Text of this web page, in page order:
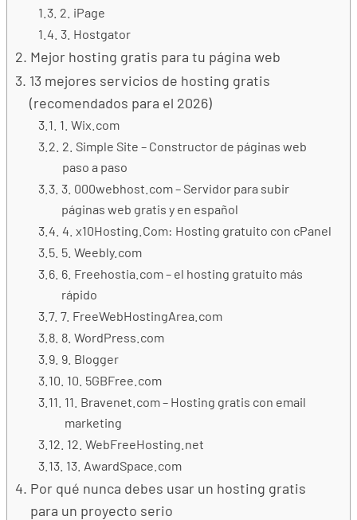
2. iPage
3. Hostgator
Mejor hosting gratis para tu página web
13 mejores servicios de hosting gratis
(recomendados para el 2026)
1. Wix.com
2. Simple Site – Constructor de páginas web
paso a paso
3. 000webhost.com – Servidor para subir
páginas web gratis y en español
4. x10Hosting.Com: Hosting gratuito con cPanel
5. Weebly.com
6. Freehostia.com – el hosting gratuito más
rápido
7. FreeWebHostingArea.com
8. WordPress.com
9. Blogger
10. 5GBFree.com
11. Bravenet.com – Hosting gratis con email
marketing
12. WebFreeHosting.net
13. AwardSpace.com
Por qué nunca debes usar un hosting gratis
para un proyecto serio